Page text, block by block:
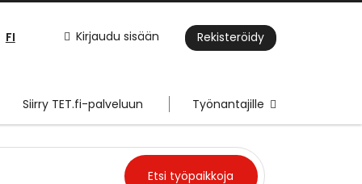
Kirjaudu sisään Rekisteröidy
FI
Siirry TET.fi-palveluun Työnantajille